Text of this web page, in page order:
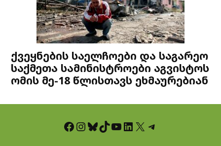
ქვეყნების საელჩოები და საგარეო
საქმეთა სამინისტროები აგვისტოს
ომის მე-18 წლისთავს ეხმაურებიან
Facebook InstagramBluesky TikTok YouTube LinkedIn X Telegram